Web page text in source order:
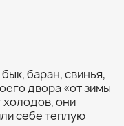
баран, свинья,
двора «от зимы
холодов, они
себе теплую